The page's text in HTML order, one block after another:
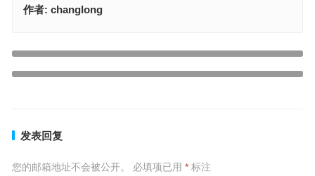
作者: changlong
发表回复
您的邮箱地址不会被公开。 必填项已用 *标注